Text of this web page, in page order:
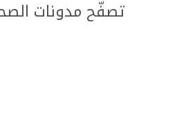
تصفّح مدونات